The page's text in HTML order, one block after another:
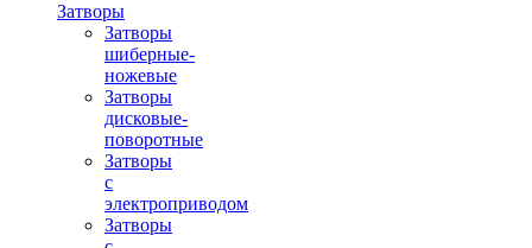
Затворы
Затворы
шиберные-
ножевые
Затворы
дисковые-
поворотные
Затворы
с
электроприводом
Затворы